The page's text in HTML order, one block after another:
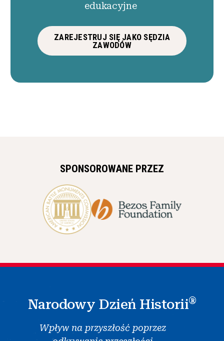
edukacyjne
ZAREJESTRUJ SIĘ JAKO SĘDZIA
ZAWODÓW
SPONSOROWANE PRZEZ
Narodowy Dzień Historii®
Wpływ na przyszłość poprzez